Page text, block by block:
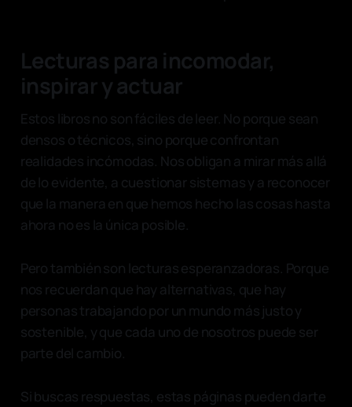
Lecturas para incomodar,
inspirar y actuar
Estos libros no son fáciles de leer. No porque sean
densos o técnicos, sino porque confrontan
realidades incómodas. Nos obligan a mirar más allá
de lo evidente, a cuestionar sistemas y a reconocer
que la manera en que hemos hecho las cosas hasta
ahora no es la única posible.
Pero también son lecturas esperanzadoras. Porque
nos recuerdan que hay alternativas, que hay
personas trabajando por un mundo más justo y
sostenible, y que cada uno de nosotros puede ser
parte del cambio.
Si buscas respuestas, estas páginas pueden darte